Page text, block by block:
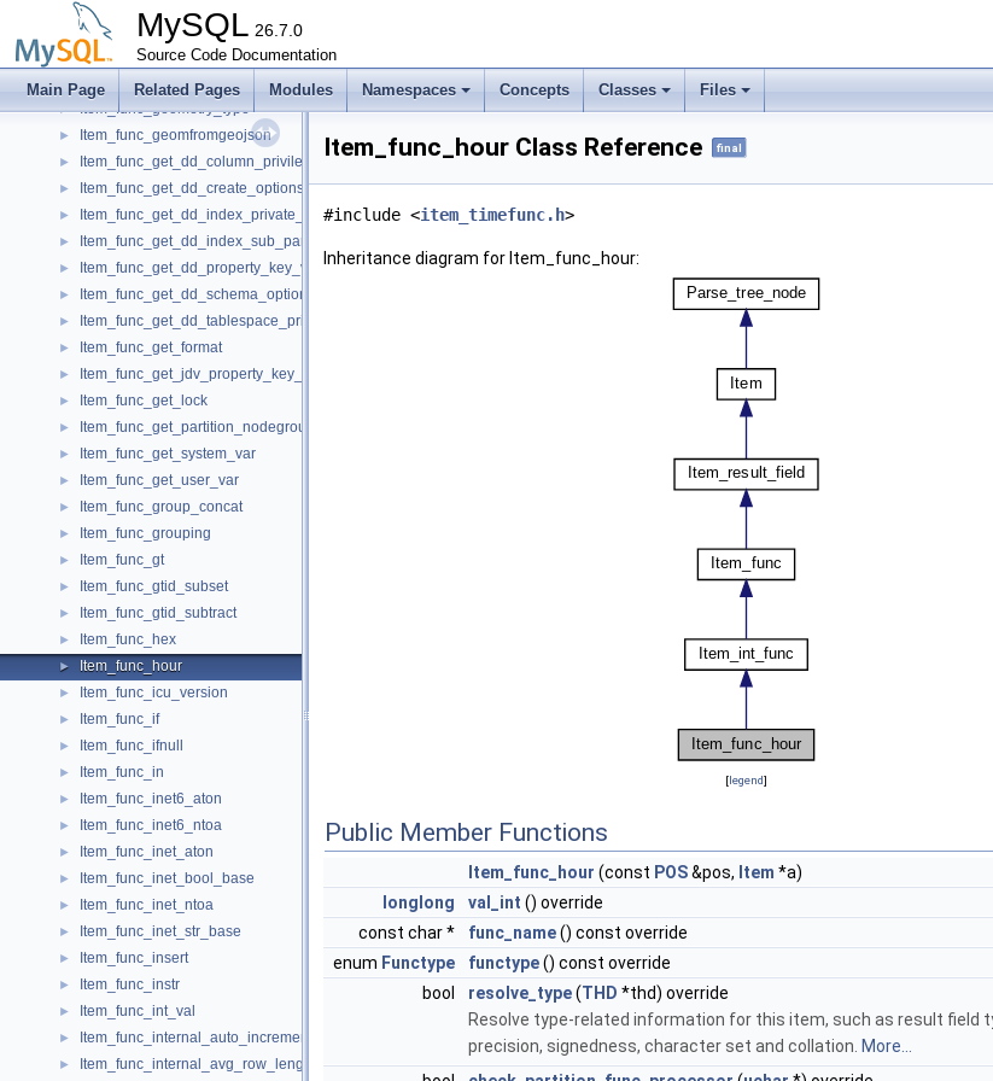
MySQL 26.7.0
Source Code Documentation
Main Page Related Pages Modules Namespaces Concepts Classes Files
Item_func_geohash
► Item_func_geometry_from_text
► Item_func_geometry_from_wkb
► Item_func_geometry_type
► Item_func_geomfromgeojson
► Item_func_get_dd_column_privileges
► Item_func_get_dd_create_options
► Item_func_get_dd_index_private_data
► Item_func_get_dd_index_sub_part_length
► Item_func_get_dd_property_key_value
► Item_func_get_dd_schema_options
► Item_func_get_dd_tablespace_private_data
► Item_func_get_format
► Item_func_get_jdv_property_key_value
► Item_func_get_lock
► Item_func_get_partition_nodegroup
► Item_func_get_system_var
► Item_func_get_user_var
► Item_func_group_concat
► Item_func_grouping
► Item_func_gt
► Item_func_gtid_subset
► Item_func_gtid_subtract
► Item_func_hex
► Item_func_hour
► Item_func_icu_version
► Item_func_if
► Item_func_ifnull
► Item_func_in
► Item_func_inet6_aton
► Item_func_inet6_ntoa
► Item_func_inet_aton
► Item_func_inet_bool_base
► Item_func_inet_ntoa
► Item_func_inet_str_base
► Item_func_insert
► Item_func_instr
► Item_func_int_val
► Item_func_internal_auto_increment
► Item_func_internal_avg_row_length
Item_func_hour Class Reference final
#include <item_timefunc.h>
Inheritance diagram for Item_func_hour:
[legend]
Public Member Functions
Item_func_hour (const POS&pos, Item *a)
longlong
val_int () override
const char *
func_name() const override
enum Functype functype() const override
bool
resolve_type(THD *thd) override
Resolve type-related information for this item, such as result field
precision, signedness, character set and collation. More...